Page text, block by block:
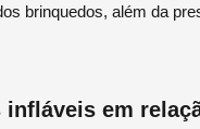
brinquedos, além da
em